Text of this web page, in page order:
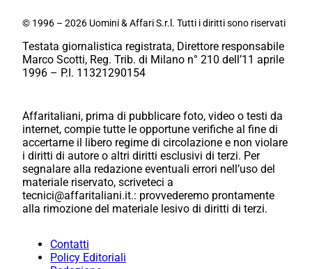
© 1996 – 2026 Uomini & Affari S.r.l. Tutti i diritti sono riservati
Testata giornalistica registrata, Direttore responsabile
Marco Scotti, Reg. Trib. di Milano n° 210 dell’11 aprile
1996 – P.I. 11321290154
Affaritaliani, prima di pubblicare foto, video o testi da
internet, compie tutte le opportune verifiche al fine di
accertarne il libero regime di circolazione e non violare
i diritti di autore o altri diritti esclusivi di terzi. Per
segnalare alla redazione eventuali errori nell’uso del
materiale riservato, scriveteci a
tecnici@affaritaliani.it.: provvederemo prontamente
alla rimozione del materiale lesivo di diritti di terzi.
Contatti
Policy Editoriali